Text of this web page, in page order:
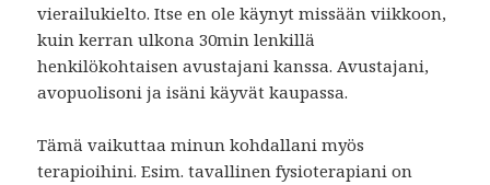
vierailukielto. Itse en ole käynyt missään viikkoon,
kuin kerran ulkona 30min lenkillä
henkilökohtaisen avustajani kanssa. Avustajani,
avopuolisoni ja isäni käyvät kaupassa.
Tämä vaikuttaa minun kohdallani myös
terapioihini. Esim. tavallinen fysioterapiani on